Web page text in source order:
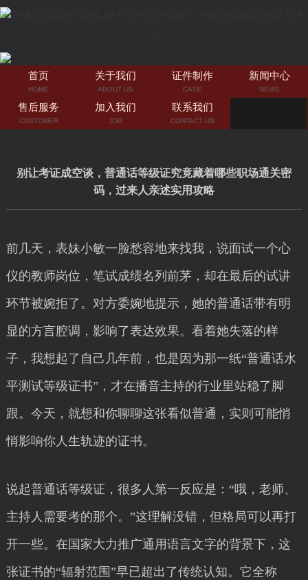
首页
HOME
关于我们
ABOUT US
证件制作
CASE
新闻中心
NEWS
售后服务
CUSTOMER
加入我们
JOB
联系我们
CONTACT US
别让考证成空谈，普通话等级证究竟藏着哪些职场通关密
码，过来人亲述实用攻略
前几天，表妹小敏一脸愁容地来找我，说面试一个心
仪的教师岗位，笔试成绩名列前茅，却在最后的试讲
环节被婉拒了。对方委婉地提示，她的普通话带有明
显的方言腔调，影响了表达效果。看着她失落的样
子，我想起了自己几年前，也是因为那一纸“普通话水
平测试等级证书”，才在播音主持的行业里站稳了脚
跟。今天，就想和你聊聊这张看似普通，实则可能悄
悄影响你人生轨迹的证书。
说起普通话等级证，很多人第一反应是：“哦，老师、
主持人需要考的那个。”这理解没错，但格局可以再打
开一些。在国家大力推广通用语言文字的背景下，这
张证书的“辐射范围”早已超出了传统认知。它全称